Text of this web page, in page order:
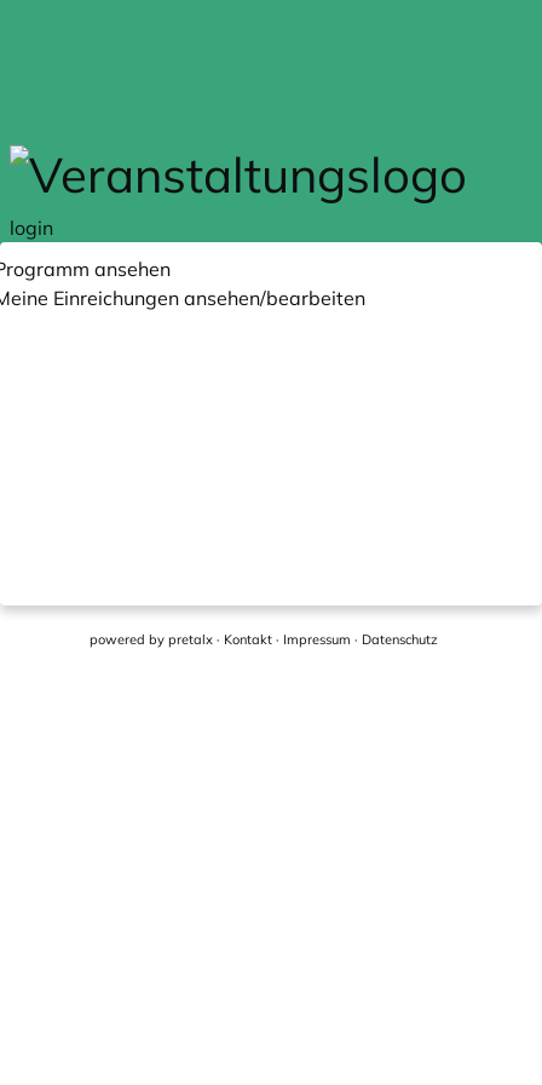
login
Einreichungen ansehen/bearbeiten
ansehen
powered by pretalx · Kontakt · Impressum · Datenschutz